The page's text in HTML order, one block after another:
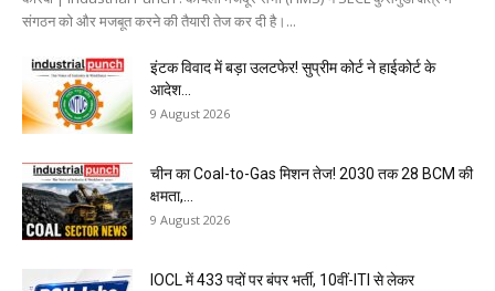
संगठन को और मजबूत करने की तैयारी तेज कर दी है।...
इंटक विवाद में बड़ा उलटफेर! सुप्रीम कोर्ट ने हाईकोर्ट के
आदेश...
9 August 2026
चीन का Coal-to-Gas मिशन तेज! 2030 तक 28 BCM की
क्षमता,...
9 August 2026
IOCL में 433 पदों पर बंपर भर्ती, 10वीं-ITI से लेकर